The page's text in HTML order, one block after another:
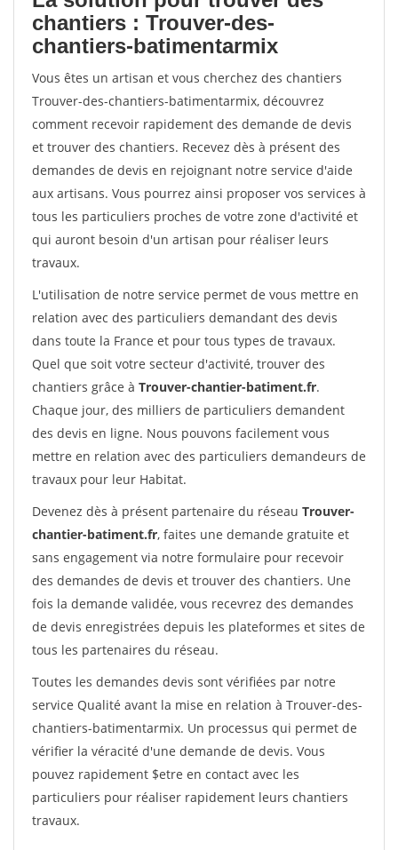
chantiers : Trouver-des-
chantiers-batimentarmix
Vous êtes un artisan et vous cherchez des chantiers
Trouver-des-chantiers-batimentarmix, découvrez
comment recevoir rapidement des demande de devis
et trouver des chantiers. Recevez dès à présent des
demandes de devis en rejoignant notre service d'aide
aux artisans. Vous pourrez ainsi proposer vos services à
tous les particuliers proches de votre zone d'activité et
qui auront besoin d'un artisan pour réaliser leurs
travaux.
L'utilisation de notre service permet de vous mettre en
relation avec des particuliers demandant des devis
dans toute la France et pour tous types de travaux.
Quel que soit votre secteur d'activité, trouver des
chantiers grâce à Trouver-chantier-batiment.fr.
Chaque jour, des milliers de particuliers demandent
des devis en ligne. Nous pouvons facilement vous
mettre en relation avec des particuliers demandeurs de
travaux pour leur Habitat.
Devenez dès à présent partenaire du réseau Trouver-
chantier-batiment.fr, faites une demande gratuite et
sans engagement via notre formulaire pour recevoir
des demandes de devis et trouver des chantiers. Une
fois la demande validée, vous recevrez des demandes
de devis enregistrées depuis les plateformes et sites de
tous les partenaires du réseau.
Toutes les demandes devis sont vérifiées par notre
service Qualité avant la mise en relation à Trouver-des-
chantiers-batimentarmix. Un processus qui permet de
vérifier la véracité d'une demande de devis. Vous
pouvez rapidement $etre en contact avec les
particuliers pour réaliser rapidement leurs chantiers
travaux.